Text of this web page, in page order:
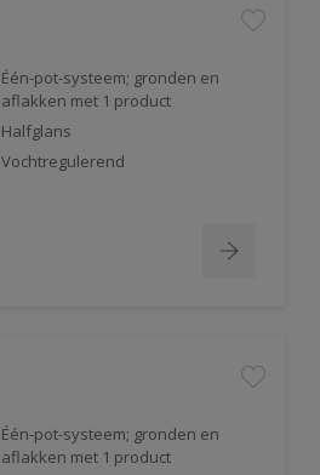
Één-pot-systeem; gronden en
aflakken met 1 product
Halfglans
Vochtregulerend
Één-pot-systeem; gronden en
aflakken met 1 product